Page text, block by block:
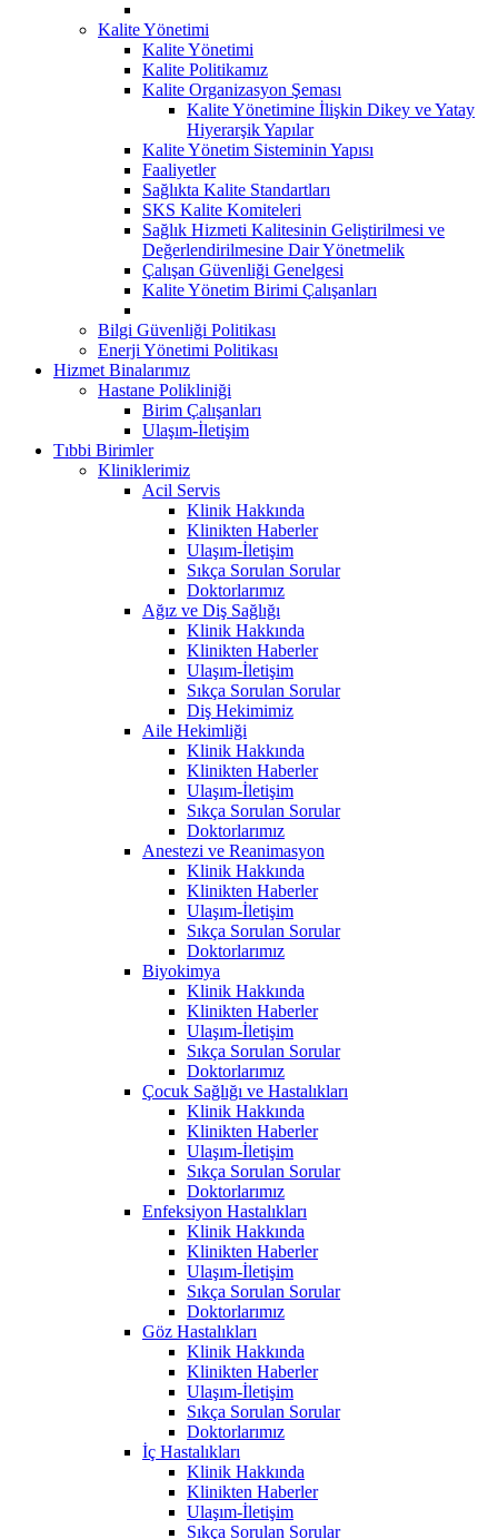
Kalite Yönetimi
Kalite Yönetimi
Kalite Politikamız
Kalite Organizasyon Şeması
Kalite Yönetimine İlişkin Dikey ve Yatay
Hiyerarşik Yapılar
Kalite Yönetim Sisteminin Yapısı
Faaliyetler
Sağlıkta Kalite Standartları
SKS Kalite Komiteleri
Sağlık Hizmeti Kalitesinin Geliştirilmesi ve
Değerlendirilmesine Dair Yönetmelik
Çalışan Güvenliği Genelgesi
Kalite Yönetim Birimi Çalışanları
Bilgi Güvenliği Politikası
Enerji Yönetimi Politikası
Hizmet Binalarımız
Hastane Polikliniği
Birim Çalışanları
Ulaşım-İletişim
Tıbbi Birimler
Kliniklerimiz
Acil Servis
Klinik Hakkında
Klinikten Haberler
Ulaşım-İletişim
Sıkça Sorulan Sorular
Doktorlarımız
Ağız ve Diş Sağlığı
Klinik Hakkında
Klinikten Haberler
Ulaşım-İletişim
Sıkça Sorulan Sorular
Diş Hekimimiz
Aile Hekimliği
Klinik Hakkında
Klinikten Haberler
Ulaşım-İletişim
Sıkça Sorulan Sorular
Doktorlarımız
Anestezi ve Reanimasyon
Klinik Hakkında
Klinikten Haberler
Ulaşım-İletişim
Sıkça Sorulan Sorular
Doktorlarımız
Biyokimya
Klinik Hakkında
Klinikten Haberler
Ulaşım-İletişim
Sıkça Sorulan Sorular
Doktorlarımız
Çocuk Sağlığı ve Hastalıkları
Klinik Hakkında
Klinikten Haberler
Ulaşım-İletişim
Sıkça Sorulan Sorular
Doktorlarımız
Enfeksiyon Hastalıkları
Klinik Hakkında
Klinikten Haberler
Ulaşım-İletişim
Sıkça Sorulan Sorular
Doktorlarımız
Göz Hastalıkları
Klinik Hakkında
Klinikten Haberler
Ulaşım-İletişim
Sıkça Sorulan Sorular
Doktorlarımız
İç Hastalıkları
Klinik Hakkında
Klinikten Haberler
Ulaşım-İletişim
Sıkça Sorulan Sorular